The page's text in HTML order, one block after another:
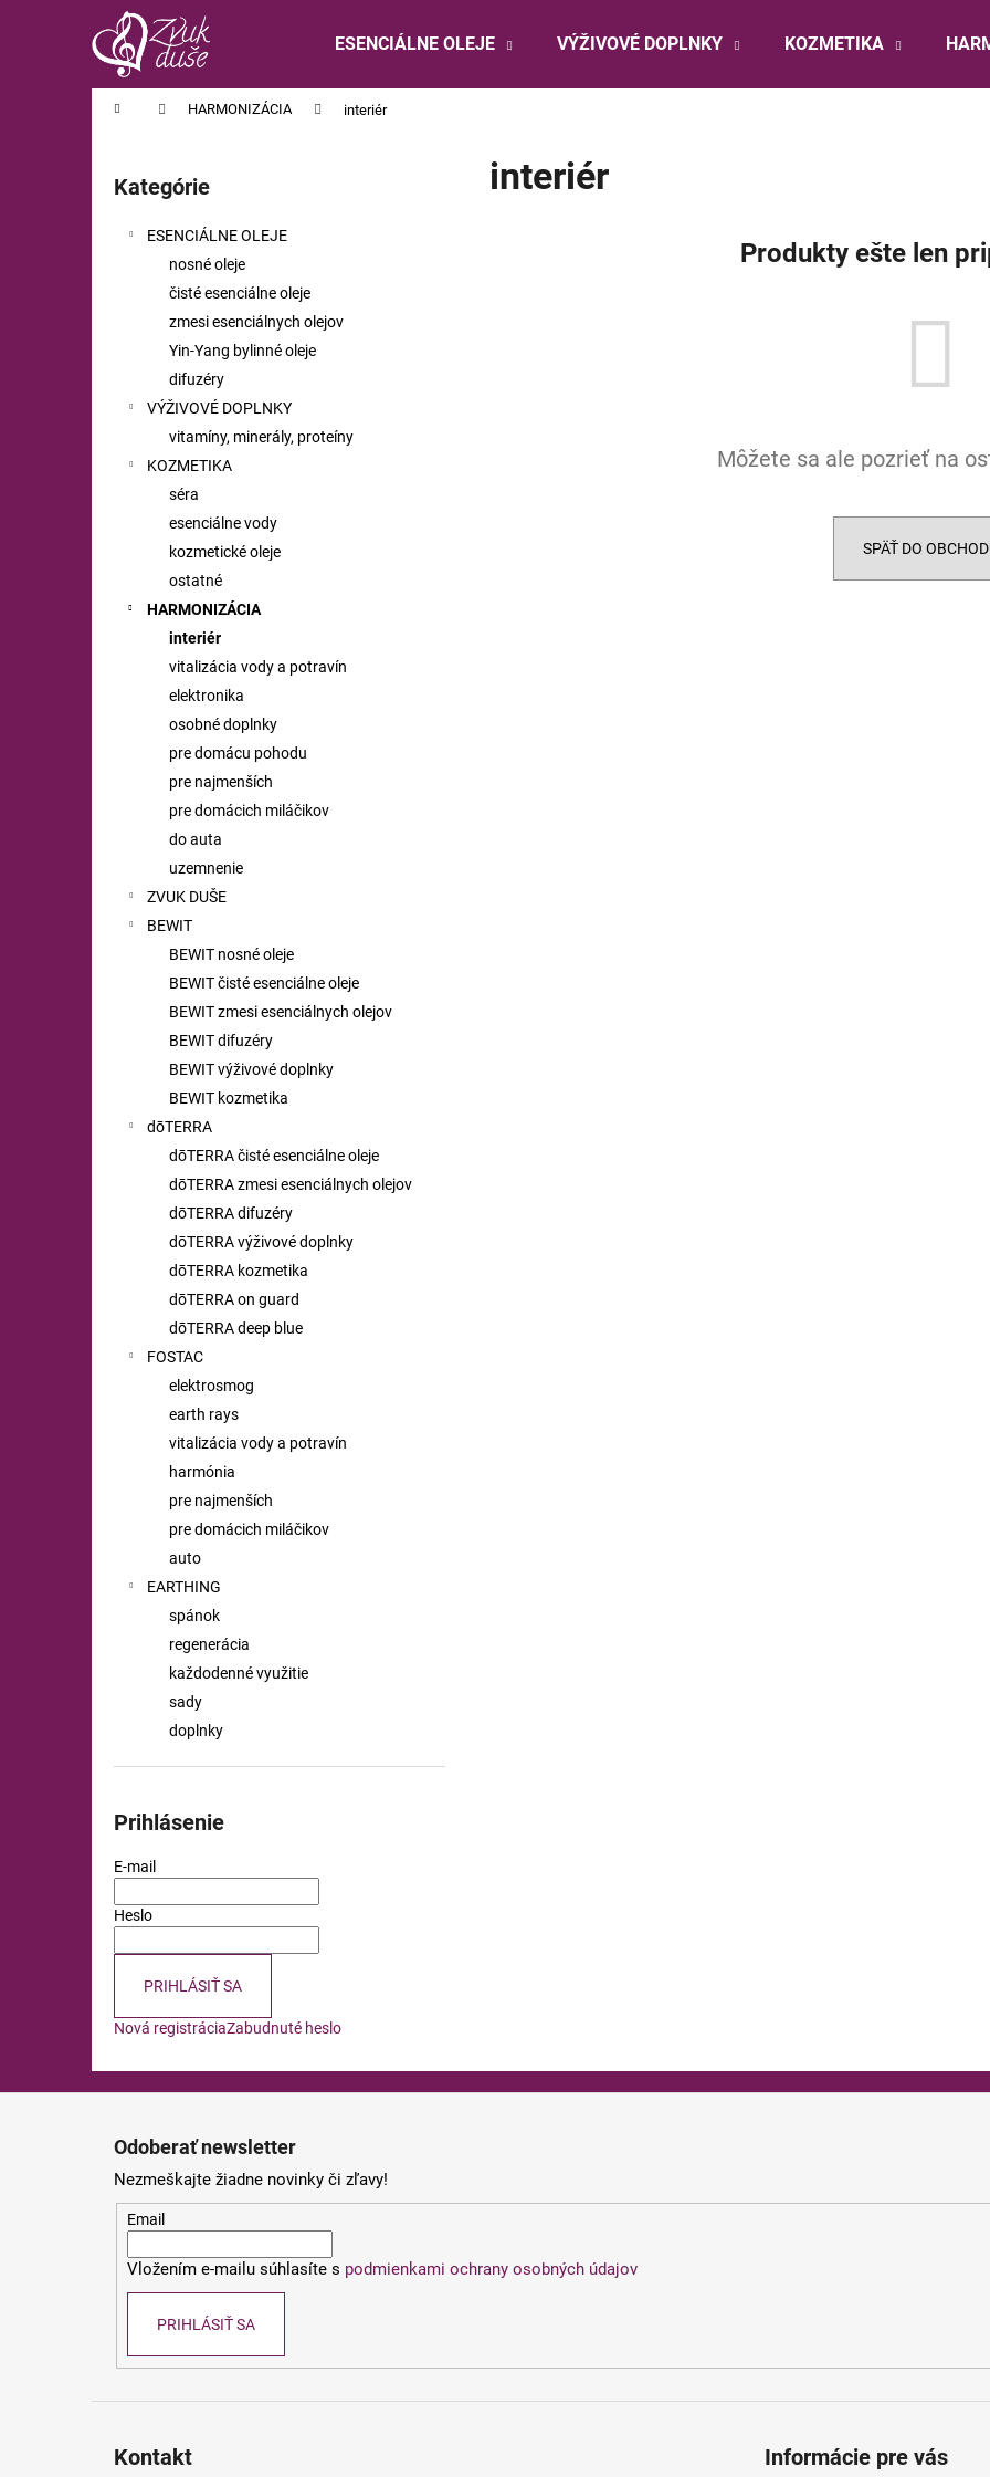
ESENCIÁLNE OLEJE VÝŽIVOVÉ DOPLNKY KOZMETIKA
Domov HARMONIZÁCIA interiér
Preskočiť
kategórie
Kategórie
ESENCIÁLNE OLEJE
nosné oleje
čisté esenciálne oleje
zmesi esenciálnych olejov
Yin-Yang bylinné oleje
difuzéry
VÝŽIVOVÉ DOPLNKY
vitamíny, minerály, proteíny
KOZMETIKA
séra
esenciálne vody
kozmetické oleje
ostatné
HARMONIZÁCIA
interiér
vitalizácia vody a potravín
elektronika
osobné doplnky
pre domácu pohodu
pre najmenších
pre domácich miláčikov
do auta
uzemnenie
ZVUK DUŠE
BEWIT
BEWIT nosné oleje
BEWIT čisté esenciálne oleje
BEWIT zmesi esenciálnych olejov
BEWIT difuzéry
BEWIT výživové doplnky
BEWIT kozmetika
dōTERRA
dōTERRA čisté esenciálne oleje
dōTERRA zmesi esenciálnych olejov
dōTERRA difuzéry
dōTERRA výživové doplnky
dōTERRA kozmetika
dōTERRA on guard
dōTERRA deep blue
FOSTAC
elektrosmog
earth rays
vitalizácia vody a potravín
harmónia
pre najmenších
pre domácich miláčikov
auto
EARTHING
spánok
regenerácia
každodenné využitie
sady
doplnky
Prihlásenie
E-mail
Heslo
PRIHLÁSIŤ SA
Nová registráciaZabudnuté heslo
interiér
Produkty ešte len
Môžete sa ale pozrieť na
SPÄŤ DO
Späť
Späť
Odoberať newsletter
Nezmeškajte žiadne novinky či zľavy!
Email
Vložením e-mailu súhlasíte s podmienkami ochrany osobných údajov
PRIHLÁSIŤ SA
Kontakt Informácie pre vás